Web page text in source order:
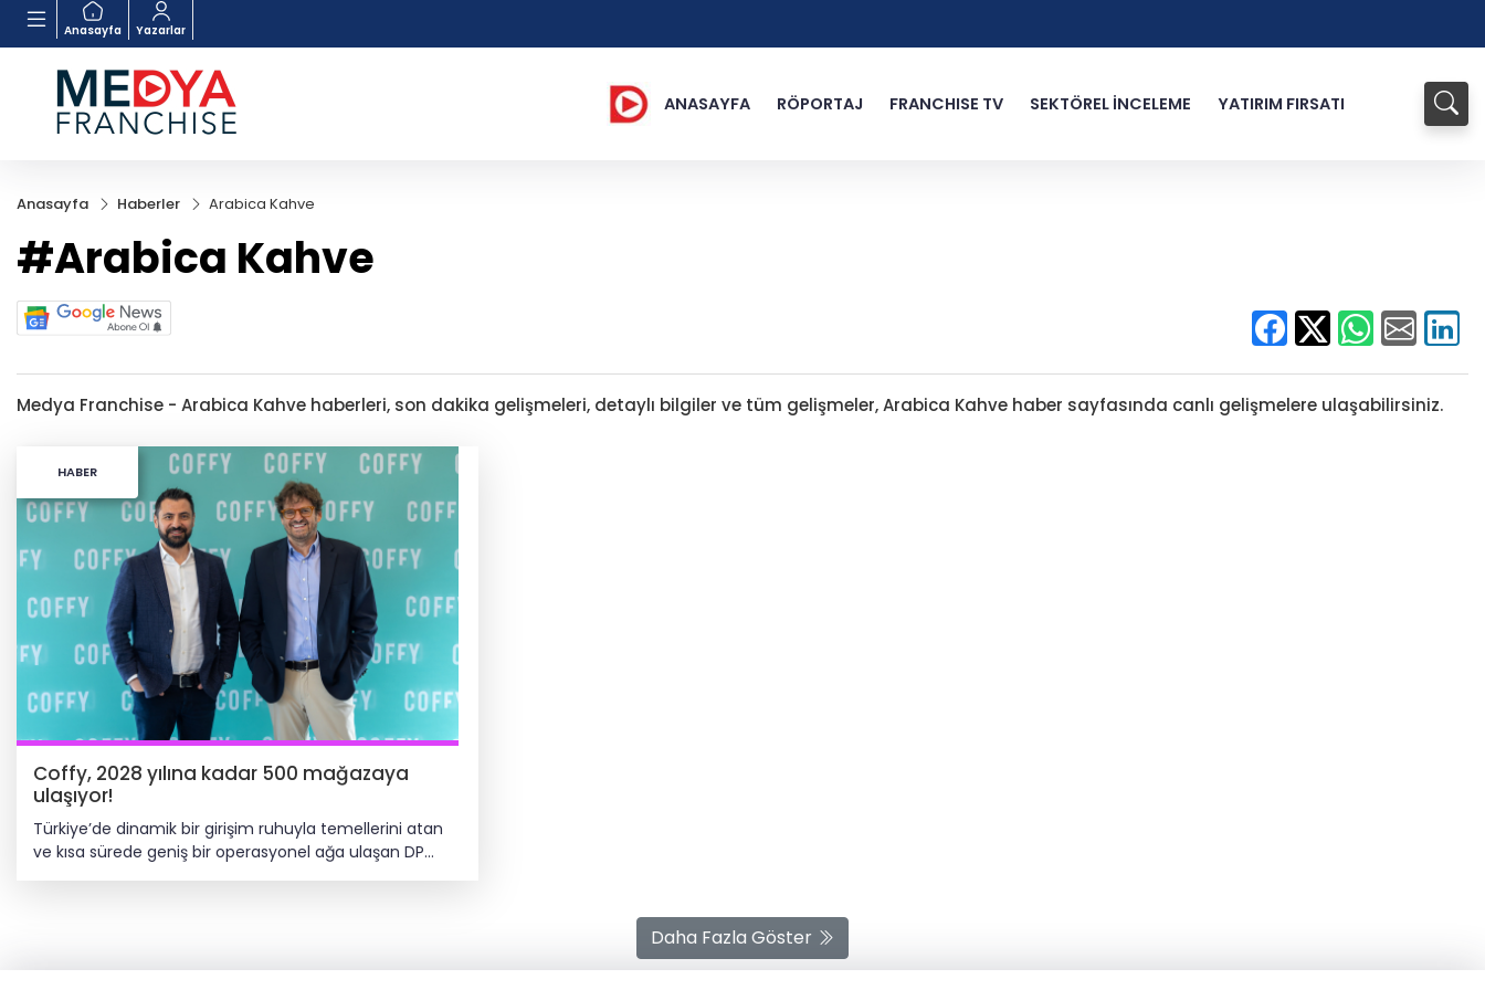
Anasayfa Yazarlar
ANASAYFA RÖPORTAJ FRANCHISE TV SEKTÖREL İNCELEME YATIRIM FIRSATI
Anasayfa Haberler Arabica Kahve
#Arabica Kahve
Medya Franchise - Arabica Kahve haberleri, son dakika gelişmeleri, detaylı bilgiler ve tüm gelişmeler, Arabica Kahve haber sayfasında canlı gelişmelere ulaşabilirsiniz.
HABER
Coffy, 2028 yılına kadar 500 mağazaya
ulaşıyor!
Türkiye’de dinamik bir girişim ruhuyla temellerini atan
ve kısa sürede geniş bir operasyonel ağa ulaşan DP
Eurasia Group markası Coffy, grubun global tecrübesini
ulaşması öngörülürken, bu potansiyeli kaliteli kahveyi
Daha Fazla Göster